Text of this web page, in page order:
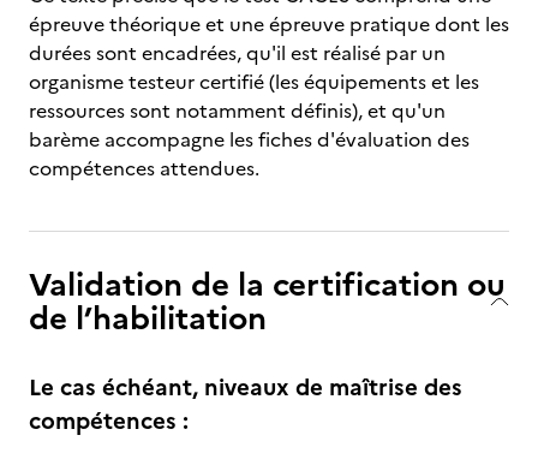
épreuve théorique et une épreuve pratique dont les
durées sont encadrées, qu'il est réalisé par un
organisme testeur certifié (les équipements et les
ressources sont notamment définis), et qu'un
barème accompagne les fiches d'évaluation des
compétences attendues.
Validation de la certification ou
de l’habilitation
Le cas échéant, niveaux de maîtrise des
compétences :